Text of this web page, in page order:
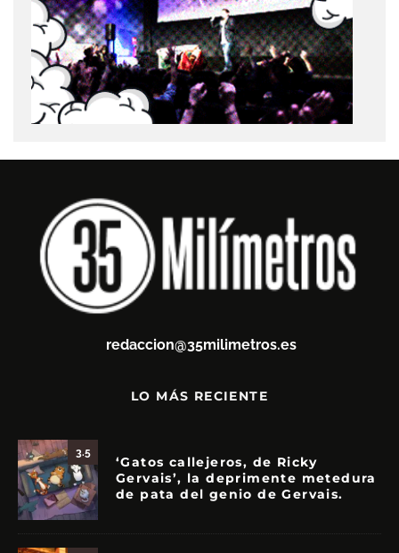
redaccion@35milimetros.es
LO MÁS RECIENTE
3.5
‘Gatos callejeros, de Ricky
Gervais’, la deprimente metedura
de pata del genio de Gervais.